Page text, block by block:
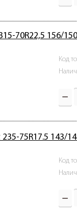
70R22,5 156/
Код
75R17.5 143/
Код